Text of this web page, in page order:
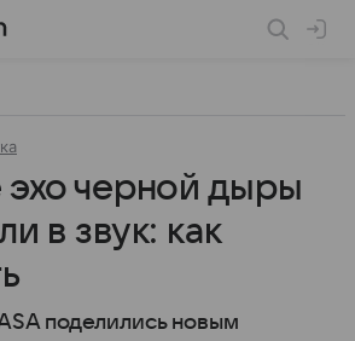
черной дыры
в звук: как
поделились новым